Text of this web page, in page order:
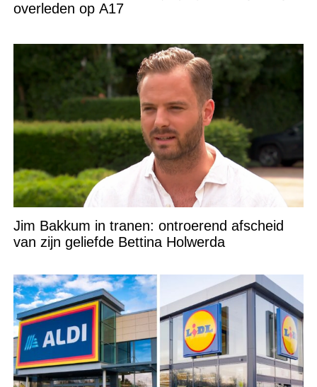
overleden op A17
Jim Bakkum in tranen: ontroerend afscheid
van zijn geliefde Bettina Holwerda